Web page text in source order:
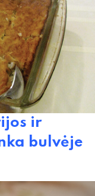
ir
bulvėje